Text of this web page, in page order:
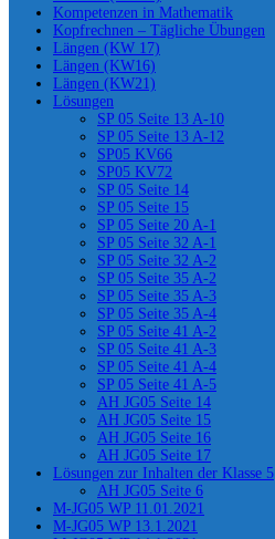
Kompetenzen in Mathematik
Kopfrechnen – Tägliche Übungen
Längen (KW 17)
Längen (KW16)
Längen (KW21)
Lösungen
SP 05 Seite 13 A-10
SP 05 Seite 13 A-12
SP05 KV66
SP05 KV72
SP 05 Seite 14
SP 05 Seite 15
SP 05 Seite 20 A-1
SP 05 Seite 32 A-1
SP 05 Seite 32 A-2
SP 05 Seite 35 A-2
SP 05 Seite 35 A-3
SP 05 Seite 35 A-4
SP 05 Seite 41 A-2
SP 05 Seite 41 A-3
SP 05 Seite 41 A-4
SP 05 Seite 41 A-5
AH JG05 Seite 14
AH JG05 Seite 15
AH JG05 Seite 16
AH JG05 Seite 17
Lösungen zur Inhalten der Klasse 5
AH JG05 Seite 6
M-JG05 WP 11.01.2021
M-JG05 WP 13.1.2021